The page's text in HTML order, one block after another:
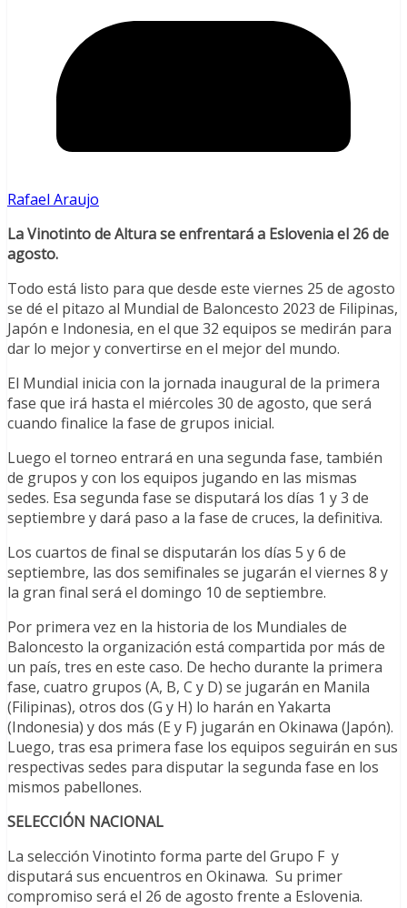
Rafael Araujo
La Vinotinto de Altura se enfrentará a Eslovenia el 26 de
agosto.
Todo está listo para que desde este viernes 25 de agosto
se dé el pitazo al Mundial de Baloncesto 2023 de Filipinas,
Japón e Indonesia, en el que 32 equipos se medirán para
dar lo mejor y convertirse en el mejor del mundo.
El Mundial inicia con la jornada inaugural de la primera
fase que irá hasta el miércoles 30 de agosto, que será
cuando finalice la fase de grupos inicial.
Luego el torneo entrará en una segunda fase, también
de grupos y con los equipos jugando en las mismas
sedes. Esa segunda fase se disputará los días 1 y 3 de
septiembre y dará paso a la fase de cruces, la definitiva.
Los cuartos de final se disputarán los días 5 y 6 de
septiembre, las dos semifinales se jugarán el viernes 8 y
la gran final será el domingo 10 de septiembre.
Por primera vez en la historia de los Mundiales de
Baloncesto la organización está compartida por más de
un país, tres en este caso. De hecho durante la primera
fase, cuatro grupos (A, B, C y D) se jugarán en Manila
(Filipinas), otros dos (G y H) lo harán en Yakarta
(Indonesia) y dos más (E y F) jugarán en Okinawa (Japón).
Luego, tras esa primera fase los equipos seguirán en sus
respectivas sedes para disputar la segunda fase en los
mismos pabellones.
SELECCIÓN NACIONAL
La selección Vinotinto forma parte del Grupo F y
disputará sus encuentros en Okinawa. Su primer
compromiso será el 26 de agosto frente a Eslovenia.